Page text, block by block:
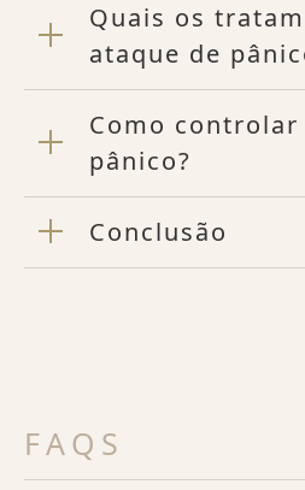
Quais os
ataque de
Como
pânico?
Conclusão
FAQS